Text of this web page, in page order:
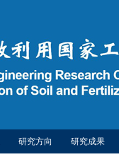
研究方向 研究成果